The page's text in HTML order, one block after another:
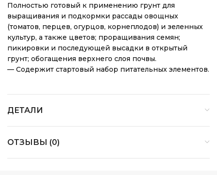
Полностью готовый к применению грунт для
выращивания и подкормки рассады овощных
(томатов, перцев, огурцов, корнеплодов) и зеленных
культур, а также цветов; проращивания семян;
пикировки и последующей высадки в открытый
грунт; обогащения верхнего слоя почвы.
— Содержит стартовый набор питательных элементов.
ДЕТАЛИ
ОТЗЫВЫ (0)